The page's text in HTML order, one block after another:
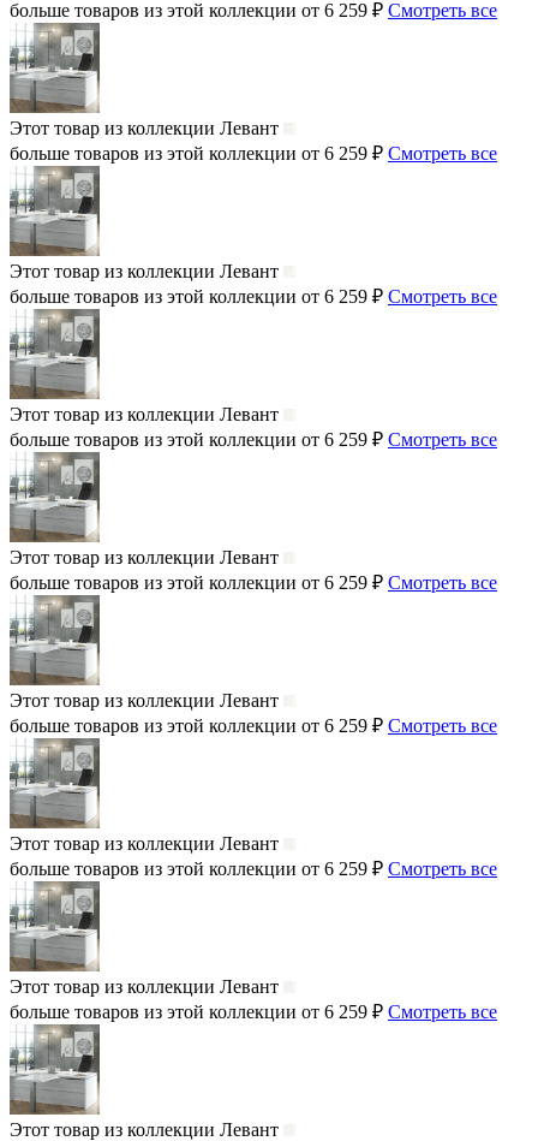
больше товаров из этой коллекции от 6 259 ₽ Смотреть все
Этот товар из коллекции Левант
больше товаров из этой коллекции от 6 259 ₽ Смотреть все
Этот товар из коллекции Левант
больше товаров из этой коллекции от 6 259 ₽ Смотреть все
Этот товар из коллекции Левант
больше товаров из этой коллекции от 6 259 ₽ Смотреть все
Этот товар из коллекции Левант
больше товаров из этой коллекции от 6 259 ₽ Смотреть все
Этот товар из коллекции Левант
больше товаров из этой коллекции от 6 259 ₽ Смотреть все
Этот товар из коллекции Левант
больше товаров из этой коллекции от 6 259 ₽ Смотреть все
Этот товар из коллекции Левант
больше товаров из этой коллекции от 6 259 ₽ Смотреть все
Этот товар из коллекции Левант